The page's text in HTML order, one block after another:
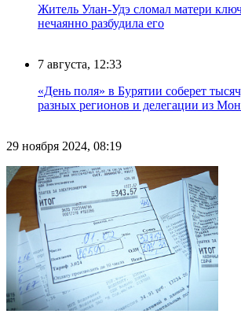
Житель Улан-Удэ сломал матери
нечаянно разбудила его
7 августа, 12:33
«День поля» в Бурятии соберет
разных регионов и делегации из
29 ноября 2024, 08:19